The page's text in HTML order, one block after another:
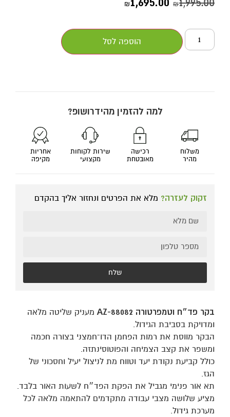
₪
₪
הוספה לסל
למה להזמין מהידרושופ?
משלוח
מהיר
רכישה
מאובטחת
שירות לקוחות
מקצועי
אחריות
מקיפה
זקוק לעזרה? מלא את הפרטים ונחזור אליך בהקדם
שלח
בקר פד״ח וטמפרטורה AZ-88082
מעניק שליטה מלאה
ומדויקת בסביבת הגידול.
הבקר מווסת את רמות הפחמן הדו־חמצני בצורה חכמה
ומשפר את קצב הצמיחה והפוטוסינתזה.
כולל קביעת נקודת יעד וטווח מת לניצול יעיל וחסכוני של
הגז.
תא אור פנימי מגביל את הפקת הפד״ח לשעות האור בלבד.
מציע שלושה מצבי עבודה מתקדמים להתאמה מלאה לכל
מערכת גידול.